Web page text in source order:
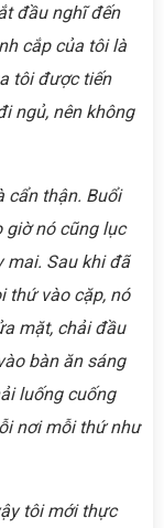
đầu nghĩ đến
cắp của tôi là
tôi được tiến
ngủ, nên không
cẩn thận. Buổi
giờ nó cũng lục
mai. Sau khi đã
thứ vào cặp, nó
mặt, chải đầu
bàn ăn sáng
luống cuống
nơi mỗi thứ như
tôi mới thực